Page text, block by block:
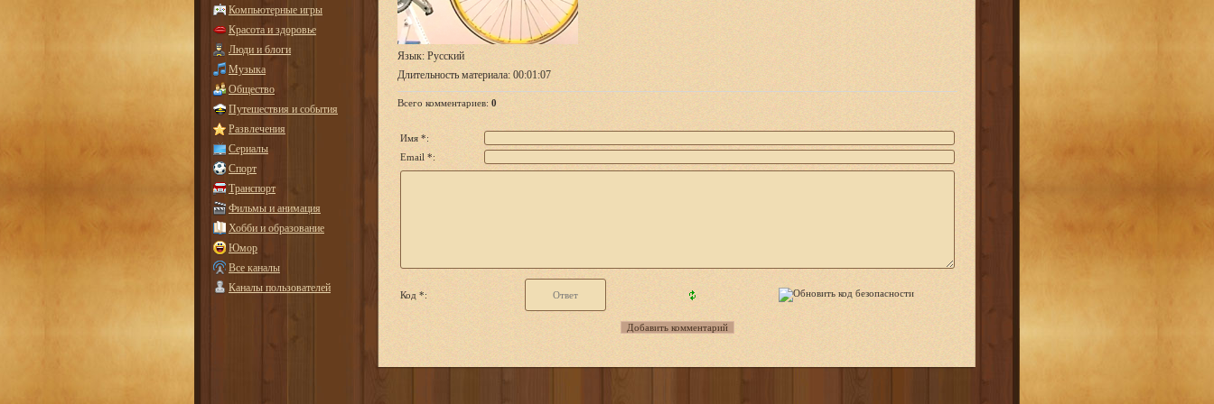
Компьютерные игры
Красота и здоровье
Люди и блоги
Музыка
Общество
Путешествия и события
Развлечения
Сериалы
Спорт
Транспорт
Фильмы и анимация
Хобби и образование
Юмор
Все каналы
Каналы пользователей
Язык: Русский
Длительность материала: 00:01:07
Всего комментариев: 0
Имя *:
Email *:
Код *: